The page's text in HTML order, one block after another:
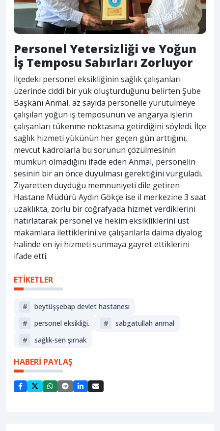
Personel Yetersizliği ve Yoğun
İş Temposu Sabırları Zorluyor
İlçedeki personel eksikliğinin sağlık çalışanları
üzerinde ciddi bir yük oluşturduğunu belirten Şube
Başkanı Anmal, az sayıda personelle yürütülmeye
çalışılan yoğun iş temposunun ve angarya işlerin
çalışanları tükenme noktasına getirdiğini söyledi. İlçe
sağlık hizmeti yükünün her geçen gün arttığını,
mevcut kadrolarla bu sorunun çözülmesinin
mümkün olmadığını ifade eden Anmal, personelin
sesinin bir an önce duyulması gerektiğini vurguladı.
Ziyaretten duyduğu memnuniyeti dile getiren
Hastane Müdürü Aydın Gökçe ise il merkezine 3 saat
uzaklıkta, zorlu bir coğrafyada hizmet verdiklerini
hatırlatarak personel ve hekim eksikliklerini üst
makamlara ilettiklerini ve çalışanlarla daima diyalog
halinde en iyi hizmeti sunmaya gayret ettiklerini
ifade etti.
ETİKETLER
#
beytüşşebap devlet hastanesi
#
personel eksikliği. #
sabgatullah anmal
#
sağlık-sen şırnak
HABERİ PAYLAŞ